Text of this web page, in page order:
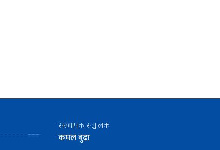
सस्थापक सञ्चालक
कमल बुढा